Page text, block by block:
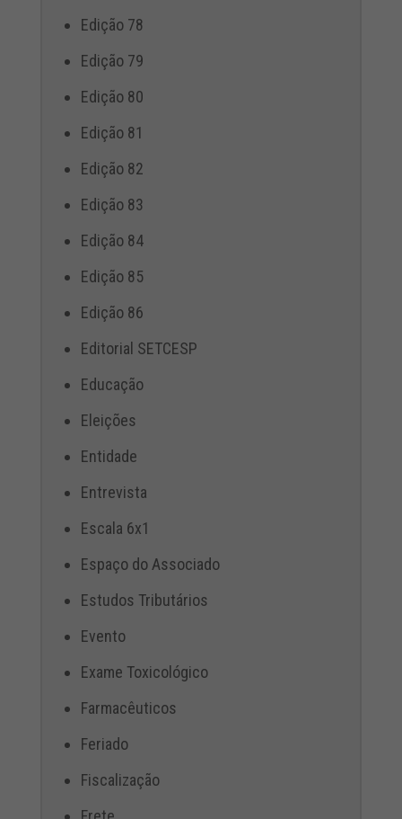
Edição 78
Edição 79
Edição 80
Edição 81
Edição 82
Edição 83
Edição 84
Edição 85
Edição 86
Editorial SETCESP
Educação
Eleições
Entidade
Entrevista
Escala 6x1
Espaço do Associado
Estudos Tributários
Evento
Exame Toxicológico
Farmacêuticos
Feriado
Fiscalização